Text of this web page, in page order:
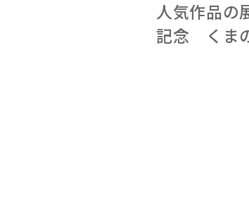
人気作品の
記念 くま